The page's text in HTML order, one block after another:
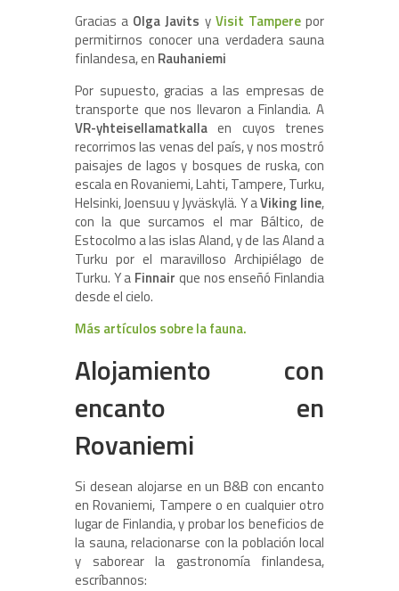
Gracias a Olga Javits y Visit Tamperepor
permitirnos conocer una verdadera sauna
finlandesa, en Rauhaniemi
Por supuesto, gracias a las empresas de
transporte que nos llevaron a Finlandia. A
VR-yhteisellamatkalla en cuyos trenes
recorrimos las venas del país, y nos mostró
paisajes de lagos y bosques de ruska, con
escala en Rovaniemi, Lahti, Tampere, Turku,
Helsinki, Joensuu y Jyväskylä. Y aViking line,
con la que surcamos el mar Báltico, de
Estocolmo a las islas Aland, y de las Aland a
Turku por el maravilloso Archipiélago de
Turku. Y a Finnair que nos enseñó Finlandia
desde el cielo.
Más artículos sobre la fauna.
Alojamiento con
encanto en
Rovaniemi
Si desean alojarse en un B&B con encanto
en Rovaniemi, Tampere o en cualquier otro
lugar de Finlandia, y probar los beneficios de
la sauna, relacionarse con la población local
y saborear la gastronomía finlandesa,
escríbannos: